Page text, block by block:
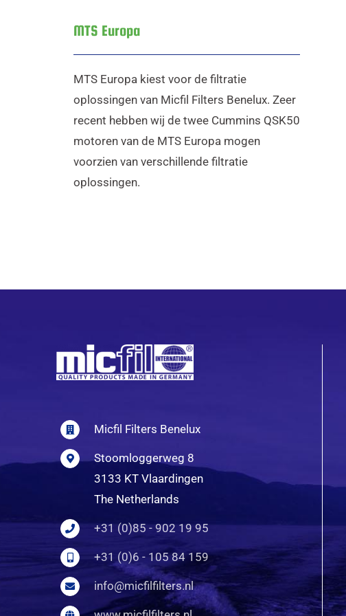
MTS Europa
MTS Europa kiest voor de filtratie
oplossingen van Micfil Filters Benelux. Zeer
recent hebben wij de twee Cummins QSK50
motoren van de MTS Europa mogen
voorzien van verschillende filtratie
oplossingen.
Micfil Filters Benelux
Stoomloggerweg 8
3133 KT Vlaardingen
The Netherlands
+31 (0)85 - 902 19 95
+31 (0)6 - 105 84 159
info@micfilfilters.nl